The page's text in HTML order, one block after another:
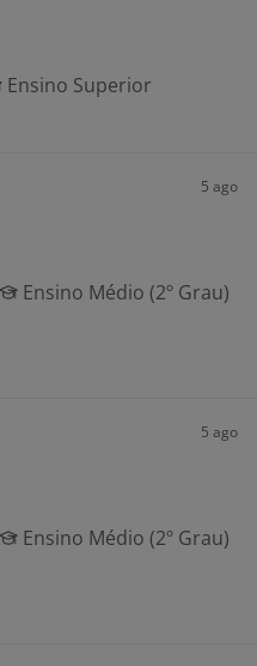
Ensino Superior
5 ago
Ensino Médio (2º Grau)
5 ago
Ensino Médio (2º Grau)